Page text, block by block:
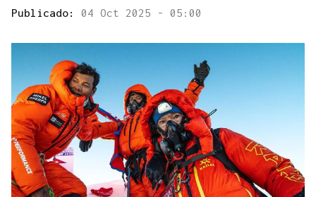
Publicado: 04 Oct 2025 - 05:00